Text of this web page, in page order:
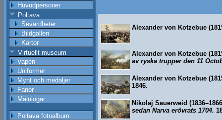
Huvudpersoner
Poltava
Sevärdheter
Bildgalleri
Kartor
Virtuellt museum
Vapen
Uniformer
Mynt och medaljer
Fanor
Målningar
Poltava fotoalbum
Alexander von Kotzebue
Alexander von Kotzebue
av ryska trupper den 11
Alexander von Kotzebue
1846.
Nikolaj Sauerweid
sedan Narva erövrats 1704.